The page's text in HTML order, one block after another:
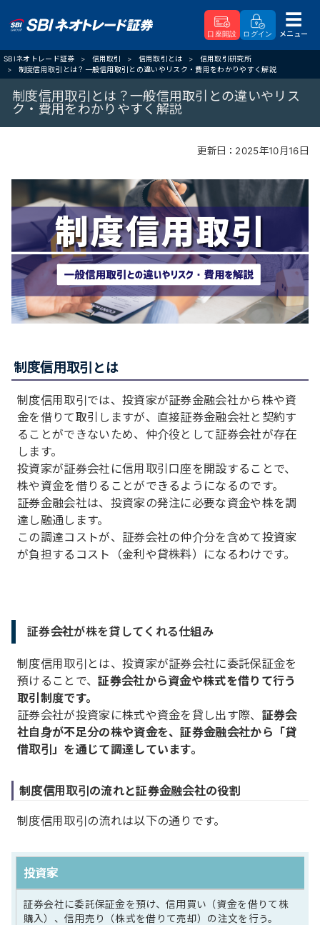
口座開設 ログイン メニュー
SBIネオトレード証券 信用取引 信用取引とは
信用取引研究所
制度信用取引とは？一般信用取引との違いやリスク・費用をわかりやすく解説
制度信用取引とは？一般信用取引との違いやリス
ク・費用をわかりやすく解説
更新日： 2025年10月16日
制度信用取引とは
制度信用取引では、投資家が証券金融会社から株や資
金を借りて取引しますが、直接証券金融会社と契約す
ることができないため、仲介役として証券会社が存在
します。
投資家が証券会社に信用取引口座を開設することで、
株や資金を借りることができるようになるのです。
証券金融会社は、投資家の発注に必要な資金や株を調
達し融通します。
この調達コストが、証券会社の仲介分を含めて投資家
が負担するコスト（金利や貸株料）になるわけです。
証券会社が株を貸してくれる仕組み
制度信用取引とは、投資家が証券会社に委託保証金を
預けることで、証券会社から資金や株式を借りて行う
取引制度です。
証券会社が投資家に株式や資金を貸し出す際、 証券会
社自身が不足分の株や資金を、証券金融会社から「貸
借取引」を通じて調達しています。
制度信用取引の流れと証券金融会社の役割
制度信用取引の流れは以下の通りです。
投資家
証券会社に委託保証金を預け、信用買い（資金を借りて株
購入）、信用売り（株式を借りて売却）の注文を行う。